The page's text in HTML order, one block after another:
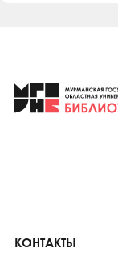
КОНТАКТЫ